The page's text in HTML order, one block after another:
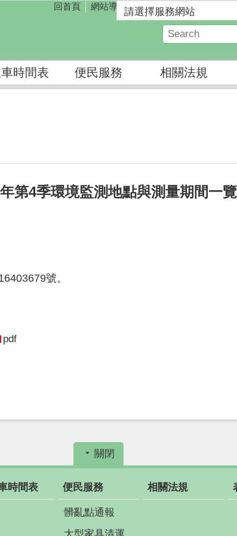
回首頁 網站導覽
時間表 便民服務 相關法規
第4季環境監測地點與測量期間一覽
號。
pdf
關閉
時間表 便民服務
髒亂點通報
相關法規